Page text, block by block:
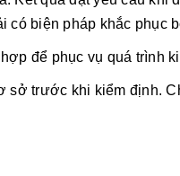
có biện pháp khắc phục
để phục vụ quá trình
sở trước khi kiểm định.